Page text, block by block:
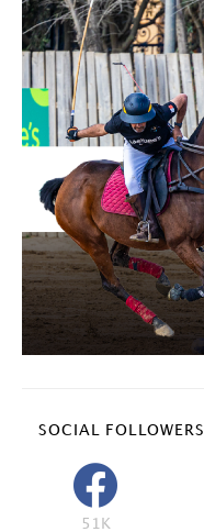
SOCIAL FOLLOWERS
51K